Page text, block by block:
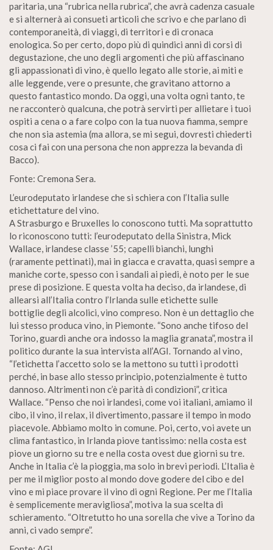
paritaria, una “rubrica nella rubrica”, che avrà cadenza casuale
e si alternerà ai consueti articoli che scrivo e che parlano di
contemporaneità, di viaggi, di territori e di cronaca
enologica. So per certo, dopo più di quindici anni di corsi di
degustazione, che uno degli argomenti che più affascinano
gli appassionati di vino, è quello legato alle storie, ai miti e
alle leggende, vere o presunte, che gravitano attorno a
questo fantastico mondo. Da oggi, una volta ogni tanto, te
ne racconterò qualcuna, che potrà servirti per allietare i tuoi
ospiti a cena o a fare colpo con la tua nuova fiamma, sempre
che non sia astemia (ma allora, se mi segui, dovresti chiederti
cosa ci fai con una persona che non apprezza la bevanda di
Bacco).
Fonte: Cremona Sera.
L’eurodeputato irlandese che si schiera con l’Italia sulle
etichettature del vino.
A Strasburgo e Bruxelles lo conoscono tutti. Ma soprattutto
lo riconoscono tutti: l’eurodeputato della Sinistra, Mick
Wallace, irlandese classe ’55; capelli bianchi, lunghi
(raramente pettinati), mai in giacca e cravatta, quasi sempre a
maniche corte, spesso con i sandali ai piedi, è noto per le sue
prese di posizione. E questa volta ha deciso, da irlandese, di
allearsi all’Italia contro l’Irlanda sulle etichette sulle
bottiglie degli alcolici, vino compreso. Non è un dettaglio che
lui stesso produca vino, in Piemonte. “Sono anche tifoso del
Torino, guardi anche ora indosso la maglia granata”, mostra il
politico durante la sua intervista all’AGI. Tornando al vino,
“l’etichetta l’accetto solo se la mettono su tutti i prodotti
perché, in base allo stesso principio, potenzialmente è tutto
dannoso. Altrimenti non c’è parità di condizioni”, critica
Wallace. “Penso che noi irlandesi, come voi italiani, amiamo il
cibo, il vino, il relax, il divertimento, passare il tempo in modo
piacevole. Abbiamo molto in comune. Poi, certo, voi avete un
clima fantastico, in Irlanda piove tantissimo: nella costa est
piove un giorno su tre e nella costa ovest due giorni su tre.
Anche in Italia c’è la pioggia, ma solo in brevi periodi. L’Italia è
per me il miglior posto al mondo dove godere del cibo e del
vino e mi piace provare il vino di ogni Regione. Per me l’Italia
è semplicemente meravigliosa”, motiva la sua scelta di
schieramento. “Oltretutto ho una sorella che vive a Torino da
anni, ci vado sempre”.